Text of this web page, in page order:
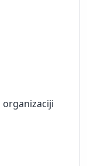
organizaciji